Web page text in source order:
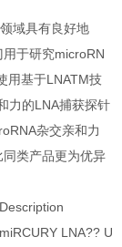
域具有良好地
于研究microRN
用基于LNATM技
力的LNA捕获探针
杂交亲和力
类产品更为优异
Description
miRCURY LNA??